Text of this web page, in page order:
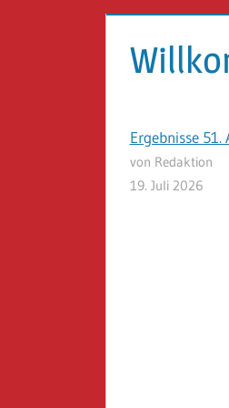
Ergebnisse
von Redaktion
19. Juli 2026